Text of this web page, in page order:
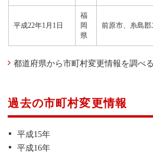
平成22年1月1日
福
岡
県
前原市、糸島
都道府県から市町村変更情報を調べる
過去の市町村変更情報
平成15年
平成16年